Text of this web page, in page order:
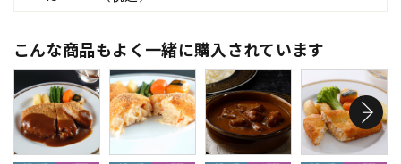
こんな商品もよく一緒に購入されています